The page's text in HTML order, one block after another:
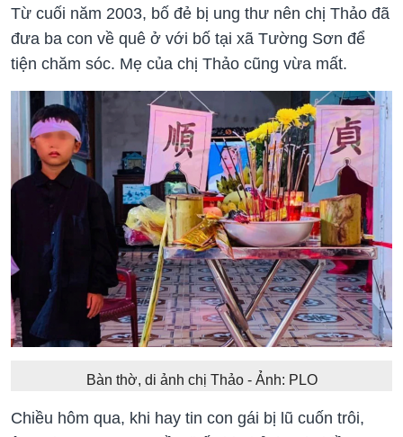
Từ cuối năm 2003, bố đẻ bị ung thư nên chị Thảo đã
đưa ba con về quê ở với bố tại xã Tường Sơn để
tiện chăm sóc. Mẹ của chị Thảo cũng vừa mất.
Bàn thờ, di ảnh chị Thảo - Ảnh: PLO
Chiều hôm qua, khi hay tin con gái bị lũ cuốn trôi,